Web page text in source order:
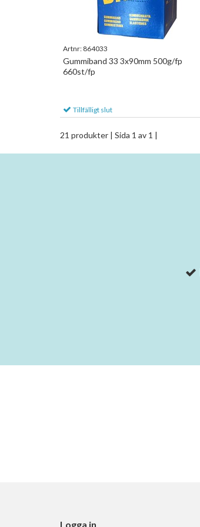
Artnr: 864033
Gummiband 33 3x90mm 500g/fp
660st/fp
Tillfälligt slut
21 produkter | Sida 1 av 1 |
Logga in